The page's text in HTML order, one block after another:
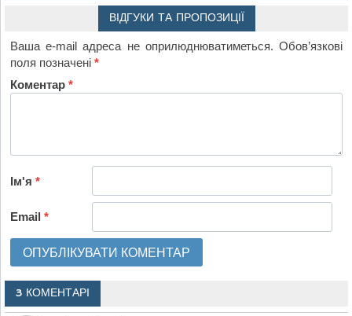
ВІДГУКИ ТА ПРОПОЗИЦІЇ
Ваша e-mail адреса не оприлюднюватиметься. Обов’язкові
поля позначені*
Коментар*
Ім'я*
Email*
3 КОМЕНТАРІ